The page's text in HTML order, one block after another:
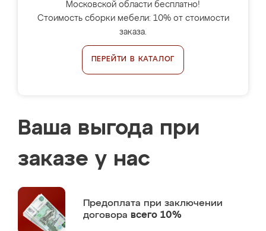
Московской области бесплатно!
Стоимость сборки мебели: 10% от стоимости
заказа.
ПЕРЕЙТИ В КАТАЛОГ
Ваша выгода при
заказе у нас
Предоплата при заключении
договора всего 10%